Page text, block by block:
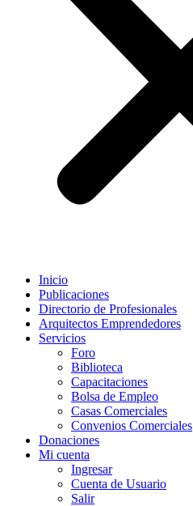
Inicio
Publicaciones
Directorio de Profesionales
Arquitectos Emprendedores
Servicios
Foro
Biblioteca
Capacitaciones
Bolsa de Empleo
Casas Comerciales
Convenios Comerciales
Donaciones
Mi cuenta
Ingresar
Cuenta de Usuario
Salir